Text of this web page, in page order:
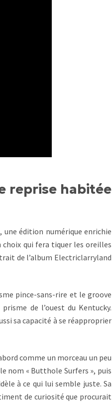
reprise habitée
une édition numérique enrichie
choix qui fera tiquer les oreilles
de l’album Electriclarryland
pince-sans-rire et le groove
de l’ouest du Kentucky.
sa capacité à se réapproprier
comme un morceau un peu
nom « Butthole Surfers », puis
à ce qui lui semble juste. Sa
de curiosité que procurait